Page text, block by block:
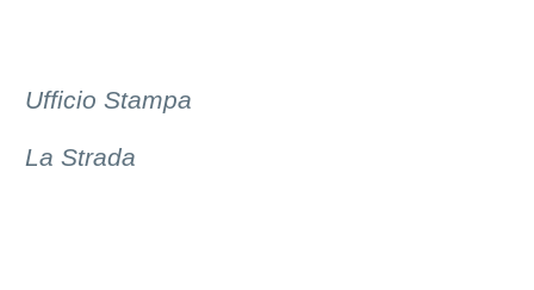
Ufficio Stampa
La Strada